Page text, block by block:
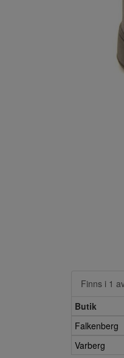
Finns i 1
Butik
Falkenberg
Varberg